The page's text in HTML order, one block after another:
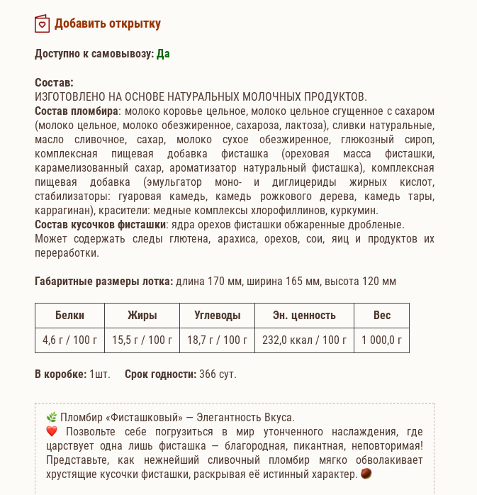
Добавить открытку
Доступно к самовывозу: Да
Состав:
ИЗГОТОВЛЕНО НА ОСНОВЕ НАТУРАЛЬНЫХ МОЛОЧНЫХ ПРОДУКТОВ.
Состав пломбира: молоко коровье цельное, молоко цельное сгущенное с сахаром
(молоко цельное, молоко обезжиренное, сахароза, лактоза), сливки натуральные,
масло сливочное, сахар, молоко сухое обезжиренное, глюкозный сироп,
комплексная пищевая добавка фисташка (ореховая масса фисташки,
карамелизованный сахар, ароматизатор натуральный фисташка), комплексная
пищевая добавка (эмульгатор моно- и диглицериды жирных кислот,
стабилизаторы: гуаровая камедь, камедь рожкового дерева, камедь тары,
каррагинан), красители: медные комплексы хлорофиллинов, куркумин.
Состав кусочков фисташки: ядра орехов фисташки обжаренные дробленые.
Может содержать следы глютена, арахиса, орехов, сои, яиц и продуктов их
переработки.
Габаритные размеры лотка: длина 170 мм, ширина 165 мм, высота 120 мм
Белки Жиры Углеводы Эн. ценность
Вес
4,6 г / 100 г 15,5 г / 100 г 18,7 г / 100 г 232,0 ккал / 100 г 1 000,0 г
В коробке: 1шт. Срок годности: 366 сут.
Пломбир «Фисташковый» — Элегантность Вкуса.
Позвольте себе погрузиться в мир утонченного наслаждения, где
царствует одна лишь фисташка — благородная, пикантная, неповторимая!
Представьте, как нежнейший сливочный пломбир мягко обволакивает
хрустящие кусочки фисташки, раскрывая её истинный характер.